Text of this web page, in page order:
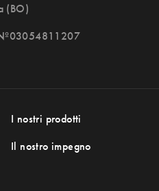
(BO)
I nostri prodotti
Il nostro impegno